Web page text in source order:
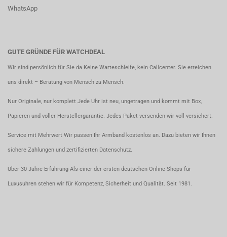
WhatsApp
GUTE GRÜNDE FÜR WATCHDEAL
Wir sind persönlich für Sie da Keine Warteschleife, kein Callcenter. Sie erreichen
uns direkt – Beratung von Mensch zu Mensch.
Nur Originale, nur komplett Jede Uhr ist neu, ungetragen und kommt mit Box,
Papieren und voller Herstellergarantie. Jedes Paket versenden wir voll versichert.
Service mit Mehrwert Wir passen Ihr Armband kostenlos an. Dazu bieten wir Ihnen
sichere Zahlungen und zertifizierten Datenschutz.
Über 30 Jahre Erfahrung Als einer der ersten deutschen Online-Shops für
Luxusuhren stehen wir für Kompetenz, Sicherheit und Qualität. Seit 1981.